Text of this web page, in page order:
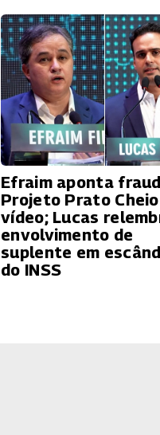
Efraim aponta
Projeto Prato
vídeo; Lucas
envolvimento de
suplente em
do INSS